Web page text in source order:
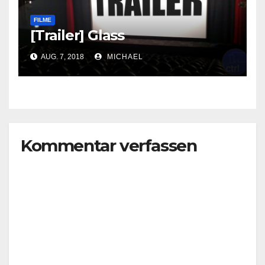
FILME
[Trailer] Glass
AUG. 7, 2018 MICHAEL
Kommentar verfassen